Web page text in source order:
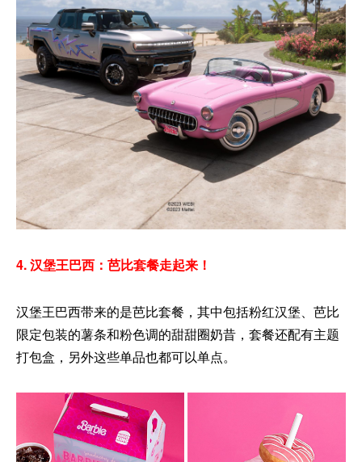
4. 汉堡王巴西：芭比套餐走起来！
汉堡王巴西带来的是芭比套餐，其中包括粉红汉堡、芭比
限定包装的薯条和粉色调的甜甜圈奶昔，套餐还配有主题
打包盒，另外这些单品也都可以单点。